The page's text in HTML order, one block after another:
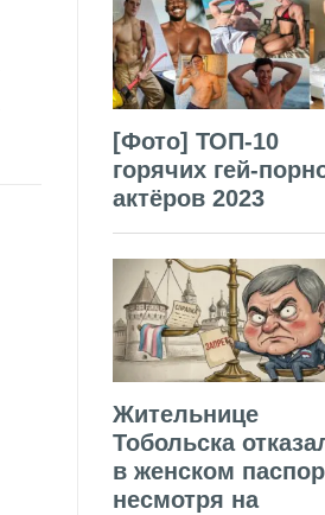
[Фото] ТОП-10
горячих гей-
актёров 2023
Жительнице
Тобольска
в женском
несмотря на